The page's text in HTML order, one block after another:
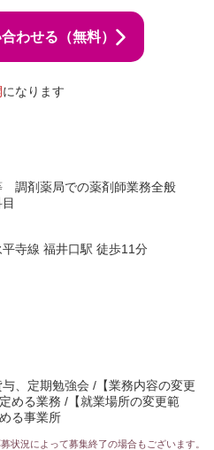
わせる（無料）
になります
剤薬局での薬剤師業務全般
寺線 福井口駅 徒歩11分
、定期勉強会 /【業務内容の変更
める業務 /【就業場所の変更範
る事業所
状況によって募集終了の場合もございます。